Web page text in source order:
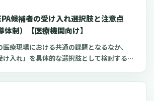
候補者の受け入れ選択肢と注意点
体制）【医療機関向け】
療現場における共通の課題となるなか、
け入れ」を具体的な選択肢として検討する病
留資格の種類の複雑さ、採用後に任せられ
日本の看護師国家試験に合格するまでの支